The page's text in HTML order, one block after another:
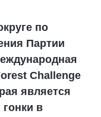
по
Партии
Challenge
является
в